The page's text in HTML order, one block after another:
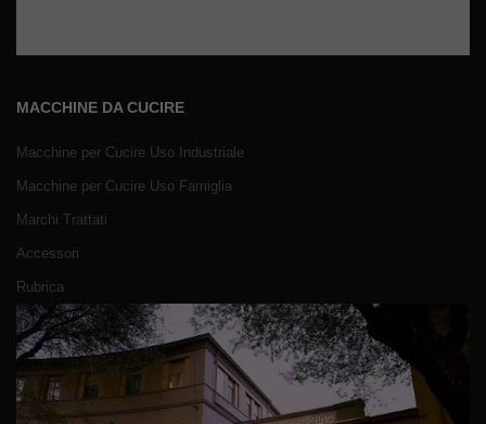
MACCHINE DA CUCIRE
Macchine per Cucire Uso Industriale
Macchine per Cucire Uso Famiglia
Marchi Trattati
Accessori
Rubrica